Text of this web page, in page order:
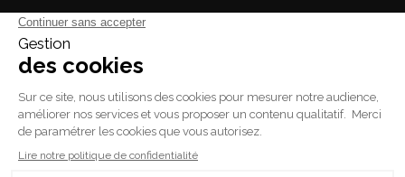
Votre compte
Informations personnelles
Commandes